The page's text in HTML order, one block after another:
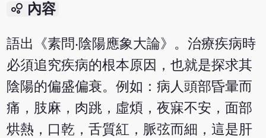
bubble_chart 內容
語出《素問‧陰陽應象大論》。治療疾病時
必須追究疾病的根本原因，也就是探求其
陰陽的偏盛偏衰。例如：病人頭部昏暈而
痛，肢麻，肉跳，虛煩，夜寐不安，面部
烘熱，口乾，舌質紅，脈弦而細，這是肝